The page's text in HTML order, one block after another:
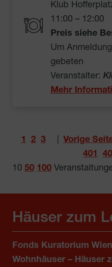
Klub
11:00 – 12:00
Preis siehe
Um
gebeten
Veranstalter:
Mehr
1 2 3 Vorige
401
10 50 100
Häuser zum
Fonds Kuratorium
Wohnhäuser – Häuser